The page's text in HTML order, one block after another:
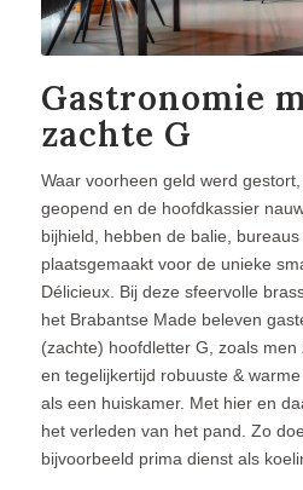
Gastronomie
zachte G
Waar voorheen geld werd
geopend en de hoofdkassier
bijhield, hebben de balie,
plaatsgemaakt voor de unieke
Délicieux. Bij deze sfeervolle
het Brabantse Made beleven
(zachte) hoofdletter G, zoals
en tegelijkertijd robuuste &
als een huiskamer. Met hier en
het verleden van het pand. Zo
bijvoorbeeld prima dienst als